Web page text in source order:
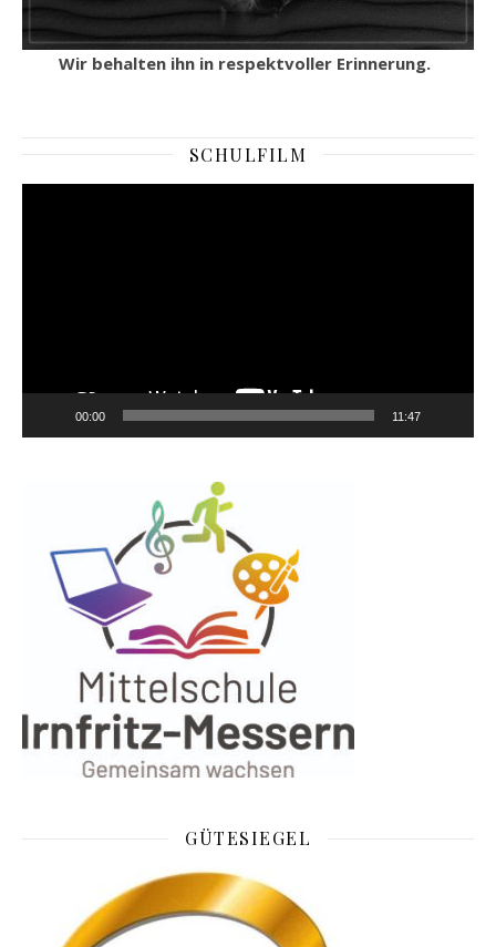
Wir behalten ihn in respektvoller Erinnerung.
SCHULFILM
00:00 11:47
GÜTESIEGEL